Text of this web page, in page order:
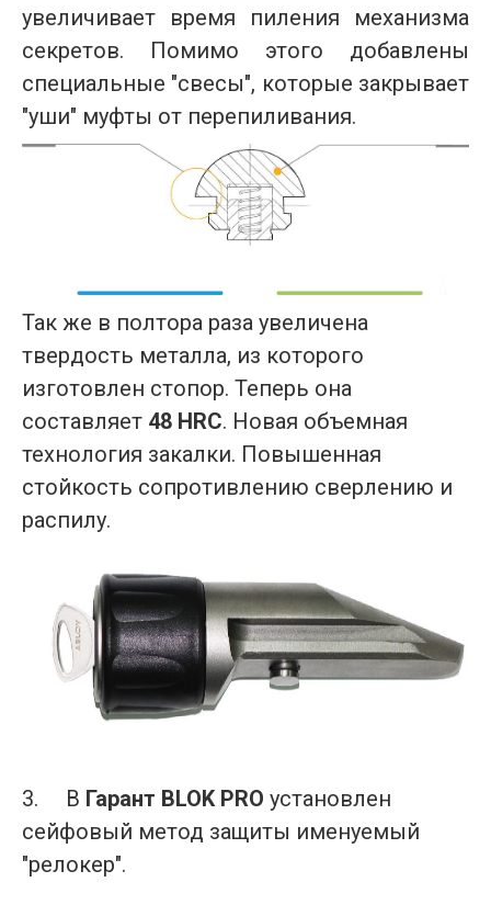
увеличивает время пиления механизма
секретов. Помимо этого добавлены
специальные "свесы", которые закрывает
"уши" муфты от перепиливания.
Так же в полтора раза увеличена
твердость металла, из которого
изготовлен стопор. Теперь она
составляет 48 HRC. Новая объемная
технология закалки. Повышенная
стойкость сопротивлению сверлению и
распилу.
3. В Гарант BLOK PRO установлен
сейфовый метод защиты именуемый
"релокер".